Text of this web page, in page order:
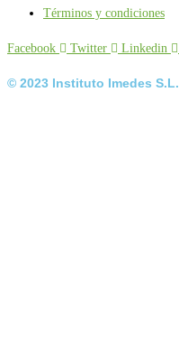
Términos y condiciones
Facebook Twitter Linkedin
© 2023 Instituto Imedes S.L.